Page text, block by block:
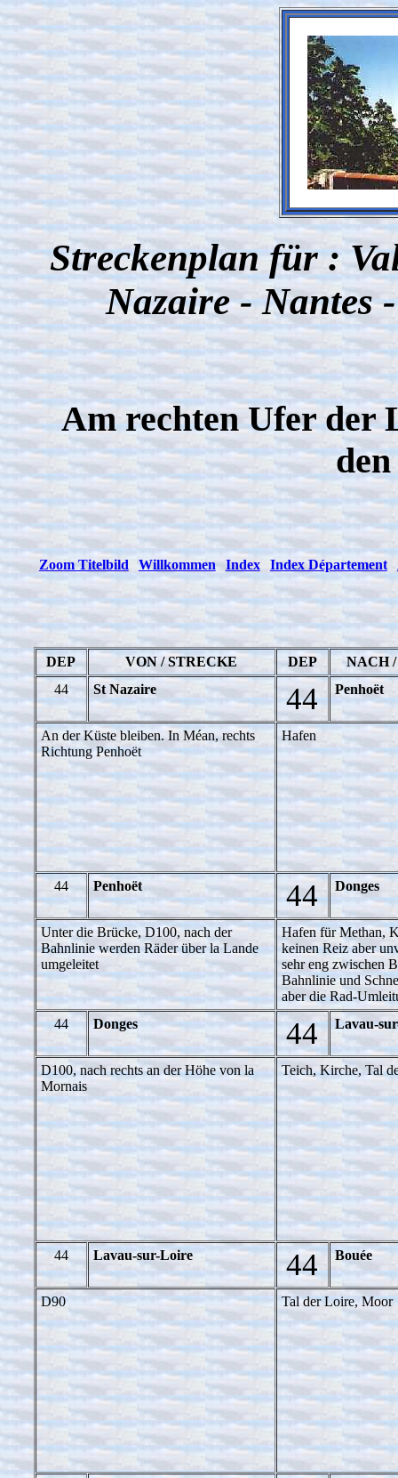
Streckenplan für :
Nazaire - Nantes
Am rechten Ufer der
Zoom Titelbild Willkommen Index Index Département
DEP VON / STRECKE DEP
NACH
44
St Nazaire 44 Penhoët
An der Küste bleiben. In Méan, rechts
Richtung Penhoët
Hafen
44 Penhoët 44 Donges
Unter die Brücke, D100, nach der
Bahnlinie werden Räder über la Lande
umgeleitet
Hafen für Methan,
keinen Reiz aber
sehr eng zwischen
Bahnlinie und
aber die Rad-
44
Donges 44 Lavau-
D100, nach rechts an der Höhe von la
Mornais
Teich, Kirche, Tal
44 Lavau-sur-Loire 44 Bouée
D90 Tal der Loire, Moor